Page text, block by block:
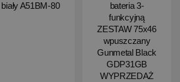
biały A51BM-80
bateria 3-
funkcyjną
ZESTAW 75x46
wpuszczany
Gunmetal Black
GDP31GB
WYPRZEDAŻ